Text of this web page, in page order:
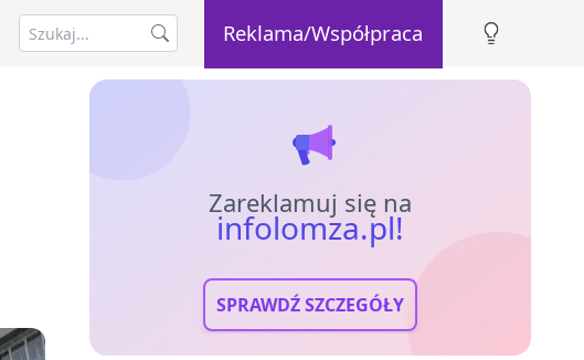
Reklama/Współpraca
Zareklamuj się na
infolomza.pl!
SPRAWDŹ SZCZEGÓŁY